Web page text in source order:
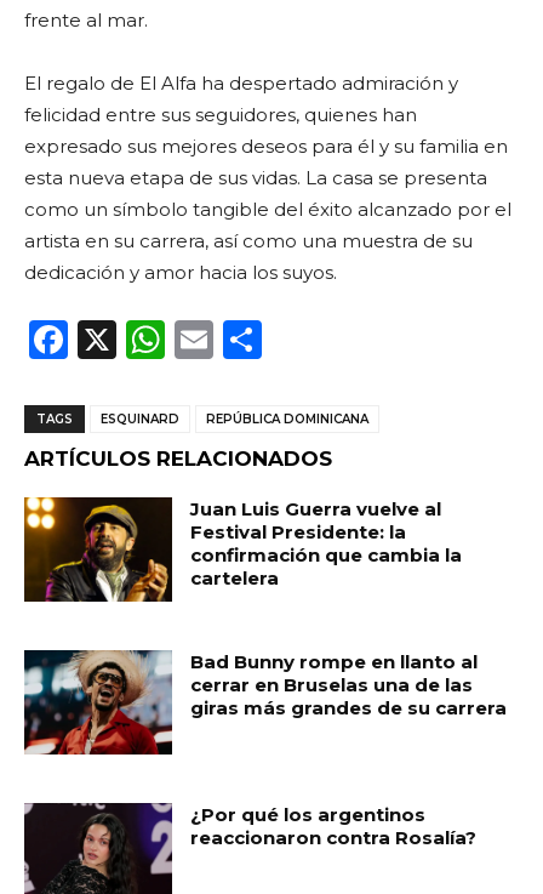
frente al mar.
El regalo de El Alfa ha despertado admiración y
felicidad entre sus seguidores, quienes han
expresado sus mejores deseos para él y su familia en
esta nueva etapa de sus vidas. La casa se presenta
como un símbolo tangible del éxito alcanzado por el
artista en su carrera, así como una muestra de su
dedicación y amor hacia los suyos.
F
c
e
b
o
o
k
X
W
a
ts
A
p
E
ai
l
m
p
ar
ti
r
TAGS ESQUINARD REPÚBLICA DOMINICANA
ARTÍCULOS RELACIONADOS
Juan Luis Guerra vuelve al
Festival Presidente: la
confirmación que cambia la
cartelera
Bad Bunny rompe en llanto al
cerrar en Bruselas una de las
giras más grandes de su carrera
¿Por qué los argentinos
reaccionaron contra Rosalía?